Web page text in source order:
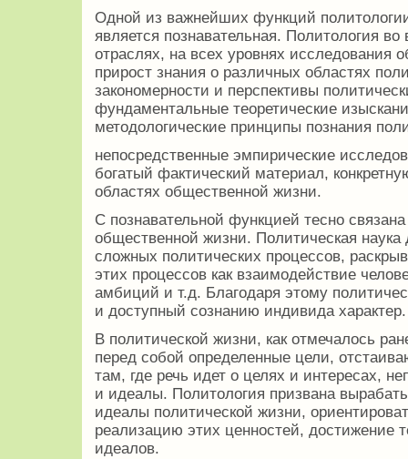
Одной из важнейших функций
является познавательная. Политология во
отраслях, на всех уровнях исследования
прирост знания о различных областях
закономерности и перспективы
фундаментальные теоретические
методологические принципы познания
непосредственные эмпирические
богатый фактический материал,
областях общественной жизни.
С познавательной функцией тесно
общественной жизни. Политическая наука
сложных политических процессов,
этих процессов как взаимодействие
амбиций и т.д. Благодаря этому
и доступный сознанию индивида характер.
В политической жизни, как отмечалось
перед собой определенные цели,
там, где речь идет о целях и интересах,
и идеалы. Политология призвана
идеалы политической жизни,
реализацию этих ценностей, достижение
идеалов.